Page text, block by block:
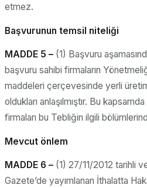
etmez.
Başvurunun temsil niteliği
MADDE 5 – (1) Başvuru
başvuru sahibi firmaların
maddeleri çerçevesinde yerli
oldukları anlaşılmıştır. Bu
firmaları bu Tebliğin ilgili
Mevcut önlem
MADDE 6 – (1) 27/11/2012 tarihli
Gazete’de yayımlanan İthalatta